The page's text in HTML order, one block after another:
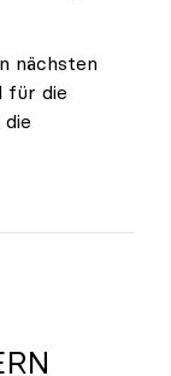
nächsten
für die
Für